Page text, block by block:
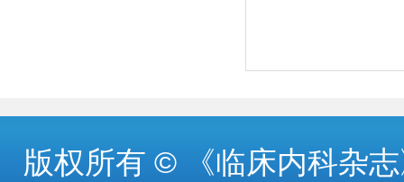
版权所有 © 《临床内科杂